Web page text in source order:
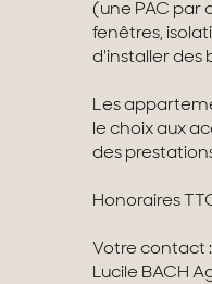
(une PAC par
fenêtres,
d'installer des
Les
le choix aux
des
Honoraires
Votre contact :